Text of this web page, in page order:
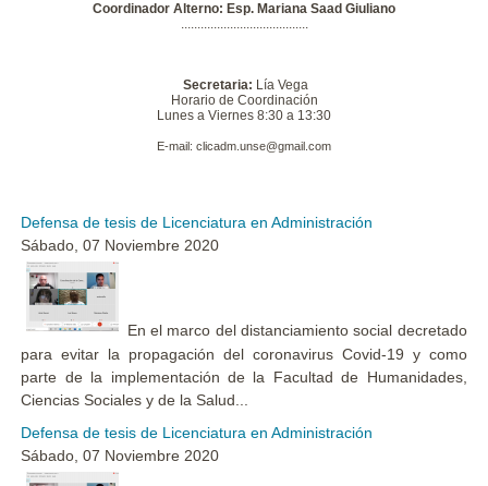
Coordinador Alterno: Esp. Mariana Saad Giuliano
.......................................
Secretaria: Lía Vega
Horario de Coordinación
Lunes a Viernes 8:30 a 13:30
E-mail: clicadm.unse@gmail.com
Defensa de tesis de Licenciatura en Administración
Sábado, 07 Noviembre 2020
En el marco del distanciamiento social decretado
para evitar la propagación del coronavirus Covid-19 y como
parte de la implementación de la Facultad de Humanidades,
Ciencias Sociales y de la Salud...
Defensa de tesis de Licenciatura en Administración
Sábado, 07 Noviembre 2020